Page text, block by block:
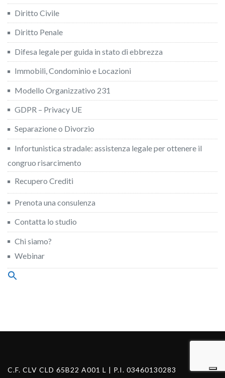
Diritto Civile
Diritto Penale
Difesa legale per guida in stato di ebbrezza
Immobili, Condominio e Locazioni
Modello Organizzativo 231
GDPR – Privacy UE
Separazione o Divorzio
Infortunistica stradale: assistenza legale per ottenere il
congruo risarcimento
Recupero Crediti
Prenota una consulenza
Contatta lo studio
Chi siamo?
Webinar
Search
C.F. CLV CLD 65B22 A001 L | P.I. 03460130283